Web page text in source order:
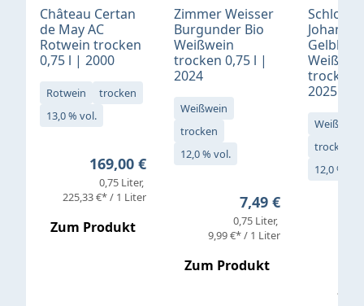
Château Certan
de May AC
Rotwein trocken
0,75 l | 2000
Rotwein
trocken
13,0 % vol.
Regulärer Preis:
169,00 €
0,75 Liter
225,33 €* / 1 Liter
Zum Produkt
Zimmer Weisser
Burgunder Bio
Weißwein
trocken 0,75 l |
2024
Weißwein
trocken
12,0 % vol.
Regulärer Preis:
7,49 €
0,75 Liter
9,99 €* / 1 Liter
Zum Produkt
Schloß
Gelblack
trocken
2025
Weißwein
trocken
12,0 % vol.